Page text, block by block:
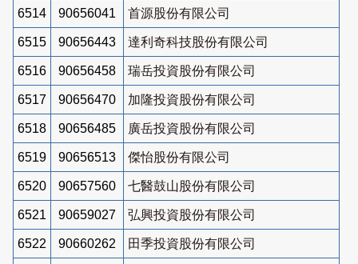
6514 90656041 首源股份有限公司
6515 90656443 達利奇科技股份有限公司
6516 90656458 瑞岳投資股份有限公司
6517 90656470 加隆投資股份有限公司
6518 90656485 廣岳投資股份有限公司
6519 90656513 傑怡股份有限公司
6520 90657560 七醫鼓山股份有限公司
6521 90659027 弘興投資股份有限公司
6522 90660262 田季投資股份有限公司